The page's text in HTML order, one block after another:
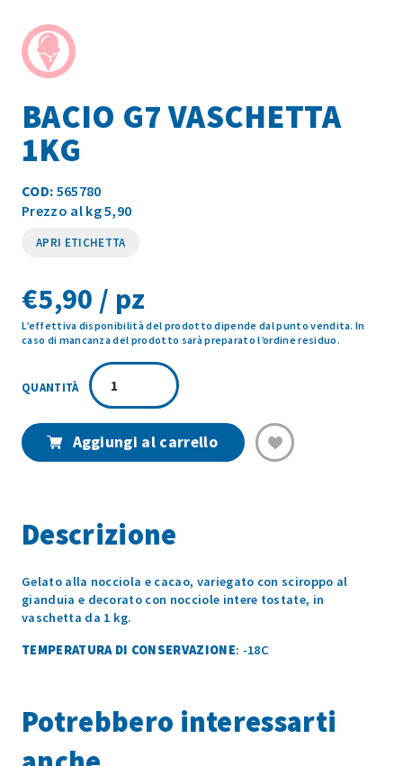
BACIO G7 VASCHETTA
1KG
COD: 565780
Prezzo al kg 5,90
APRI ETICHETTA
€5,90 / pz
L’effettiva disponibilità del prodotto dipende dal punto vendita. In
caso di mancanza del prodotto sarà preparato l’ordine residuo.
BACIO
G7
VASCHETTA
quantità
Aggiungi al carrello
Descrizione
Gelato alla nocciola e cacao, variegato con sciroppo al
gianduia e decorato con nocciole intere tostate, in
vaschetta da 1 kg.
TEMPERATURA DI CONSERVAZIONE: -18C
Potrebbero interessarti